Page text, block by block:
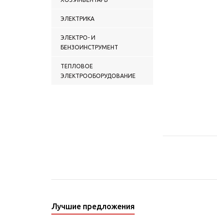
ЭЛЕКТРИКА
ЭЛЕКТРО- И
БЕНЗОИНСТРУМЕНТ
ТЕПЛОВОЕ
ЭЛЕКТРООБОРУДОВАНИЕ
Лучшие предложения